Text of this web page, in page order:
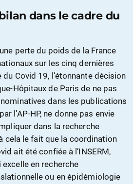
dans le cadre du
perte du poids de la France
sur les cinq dernières
du Covid 19, l’étonnante décision
Hôpitaux de Paris de ne pas
dans les publications
l’AP-HP, ne donne pas envie
dans la recherche
cela le fait que la coordination
ait été confiée à l’INSERM,
en recherche
ou en épidémiologie